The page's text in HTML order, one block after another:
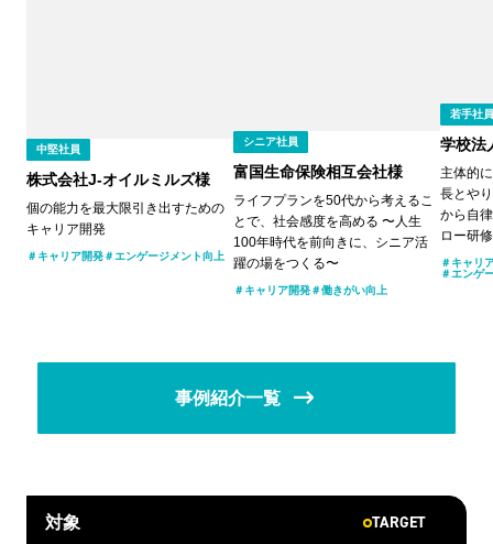
中堅社員
株式会社J-オイルミルズ様
個の能力を最大限引き出すための
キャリア開発
キャリア開発 エンゲージメント向上
シニア社員
富国生命保険相互会社様
ライフプランを50代から考えるこ
とで、社会感度を高める 〜人生
100年時代を前向きに、シニア活
躍の場をつくる〜
キャリア開発 働きがい向上
若手社員
学校法
主体的
長とや
から自
ロー研
キャリ
エンゲ
事例紹介一覧
対象 TARGET